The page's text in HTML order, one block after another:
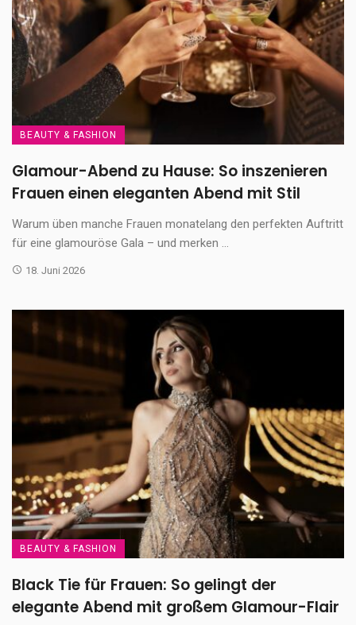
BEAUTY & FASHION
Glamour-Abend zu Hause: So inszenieren
Frauen einen eleganten Abend mit Stil
Warum üben manche Frauen monatelang den perfekten Auftritt
für eine glamouröse Gala – und merken ...
18. Juni 2026
BEAUTY & FASHION
Black Tie für Frauen: So gelingt der
elegante Abend mit großem Glamour-Flair